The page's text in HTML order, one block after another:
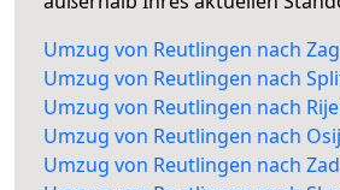
Umzug von Reutlingen nach
Umzug von Reutlingen nach
Umzug von Reutlingen nach
Umzug von Reutlingen nach
Umzug von Reutlingen nach